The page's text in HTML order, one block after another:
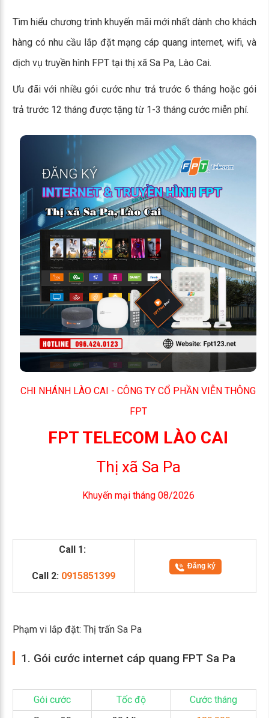
Tìm hiểu chương trình khuyến mãi mới nhất dành cho khách
hàng có nhu cầu lắp đặt mạng cáp quang internet, wifi, và
dịch vụ truyền hình FPT tại thị xã Sa Pa, Lào Cai.
Ưu đãi với nhiều gói cước như trả trước 6 tháng hoặc gói
trả trước 12 tháng được tặng từ 1-3 tháng cước miễn phí.
CHI NHÁNH LÀO CAI - CÔNG TY CỔ PHẦN VIỄN THÔNG
FPT
FPT TELECOM LÀO CAI
Thị xã Sa Pa
Khuyến mại tháng 08/2026
Call 1:
Call 2: 0915851399
Đăng ký
Phạm vi lắp đặt: Thị trấn Sa Pa
1. Gói cước internet cáp quang FPT Sa Pa
Gói cước Tốc độ
Cước tháng